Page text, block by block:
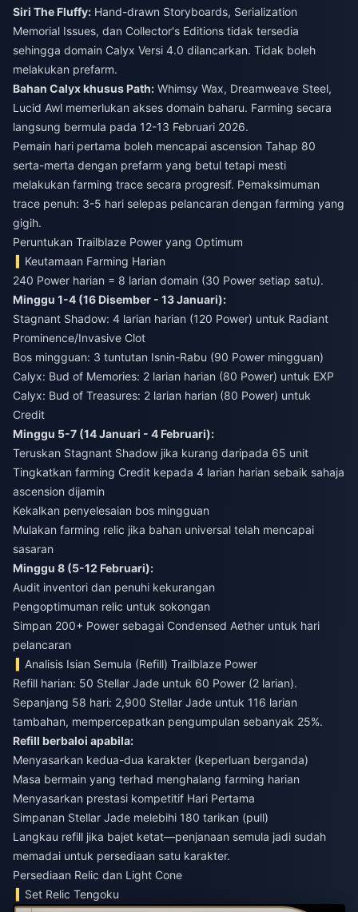
Siri The Fluffy: Hand-drawn Storyboards, Serialization
Memorial Issues, dan Collector's Editions tidak tersedia
sehingga domain Calyx Versi 4.0 dilancarkan. Tidak boleh
melakukan prefarm.
Bahan Calyx khusus Path: Whimsy Wax, Dreamweave Steel,
Lucid Awl memerlukan akses domain baharu. Farming secara
langsung bermula pada 12-13 Februari 2026.
Pemain hari pertama boleh mencapai ascension Tahap 80
serta-merta dengan prefarm yang betul tetapi mesti
melakukan farming trace secara progresif. Pemaksimuman
trace penuh: 3-5 hari selepas pelancaran dengan farming yang
gigih.
Peruntukan Trailblaze Power yang Optimum
Keutamaan Farming Harian
240 Power harian = 8 larian domain (30 Power setiap satu).
Minggu 1-4 (16 Disember - 13 Januari):
Stagnant Shadow: 4 larian harian (120 Power) untuk Radiant
Prominence/Invasive Clot
Bos mingguan: 3 tuntutan Isnin-Rabu (90 Power mingguan)
Calyx: Bud of Memories: 2 larian harian (80 Power) untuk EXP
Calyx: Bud of Treasures: 2 larian harian (80 Power) untuk
Credit
Minggu 5-7 (14 Januari - 4 Februari):
Teruskan Stagnant Shadow jika kurang daripada 65 unit
Tingkatkan farming Credit kepada 4 larian harian sebaik sahaja
ascension dijamin
Kekalkan penyelesaian bos mingguan
Mulakan farming relic jika bahan universal telah mencapai
sasaran
Minggu 8 (5-12 Februari):
Audit inventori dan penuhi kekurangan
Pengoptimuman relic untuk sokongan
Simpan 200+ Power sebagai Condensed Aether untuk hari
pelancaran
Analisis Isian Semula (Refill) Trailblaze Power
Refill harian: 50 Stellar Jade untuk 60 Power (2 larian).
Sepanjang 58 hari: 2,900 Stellar Jade untuk 116 larian
tambahan, mempercepatkan pengumpulan sebanyak 25%.
Refill berbaloi apabila:
Menyasarkan kedua-dua karakter (keperluan berganda)
Masa bermain yang terhad menghalang farming harian
Menyasarkan prestasi kompetitif Hari Pertama
Simpanan Stellar Jade melebihi 180 tarikan (pull)
Langkau refill jika bajet ketat—penjanaan semula jadi sudah
memadai untuk persediaan satu karakter.
Persediaan Relic dan Light Cone
Set Relic Tengoku